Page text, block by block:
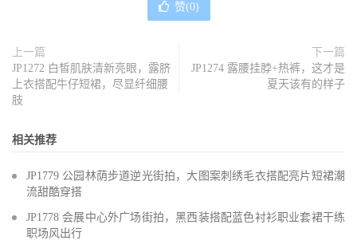
赞(0)
上一篇
JP1272 白皙肌肤清新亮眼，露脐
上衣搭配牛仔短裙，尽显纤细腰
肢
下一篇
JP1274 露腰挂脖+热裤，这才是
夏天该有的样子
相关推荐
JP1779 公园林荫步道逆光街拍，大图案刺绣毛衣搭配亮片短裙潮
流甜酷穿搭
JP1778 会展中心外广场街拍，黑西装搭配蓝色衬衫职业套裙干练
职场风出行